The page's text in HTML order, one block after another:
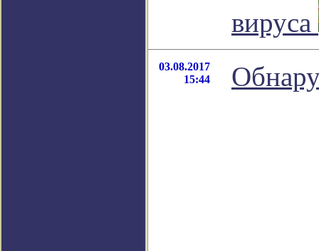
вируса
03.08.2017
15:44